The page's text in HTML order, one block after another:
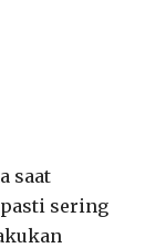
saat
sering